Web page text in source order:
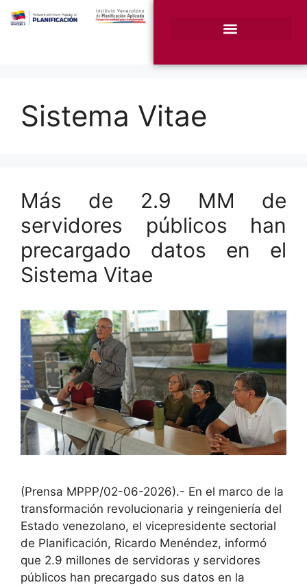
Sistema Vitae
Más de 2.9 MM de
servidores públicos han
precargado datos en el
Sistema Vitae
(Prensa MPPP/02-06-2026).- En el marco de la
transformación revolucionaria y reingeniería del
Estado venezolano, el vicepresidente sectorial
de Planificación, Ricardo Menéndez, informó
que 2.9 millones de servidoras y servidores
públicos han precargado sus datos en la